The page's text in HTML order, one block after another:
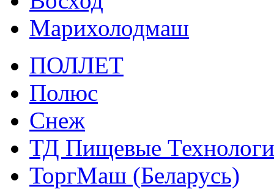
Марихолодмаш
ПОЛЛЕТ
Полюс
Снеж
ТД Пищевые
ТоргМаш (Беларусь)